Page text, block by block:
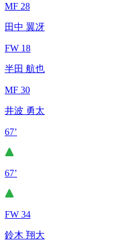
MF 28
田中 翼冴
FW 18
半田 航也
MF 30
井波 勇太
67’
67’
FW 34
鈴木 翔大